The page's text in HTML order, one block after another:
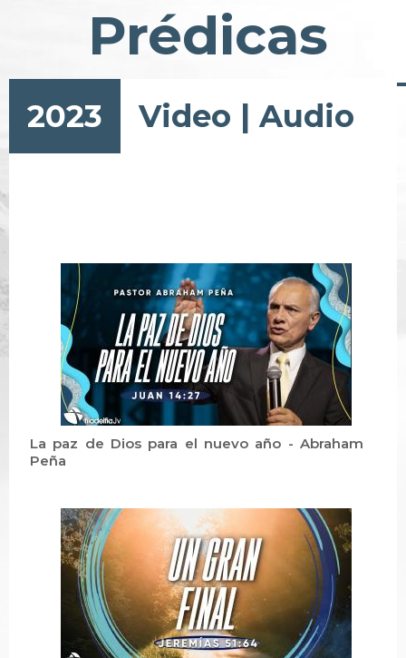
Prédicas
2023 Video | Audio
La paz de Dios para el nuevo año - Abraham
Peña
Paginación